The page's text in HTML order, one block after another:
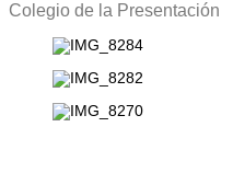
Colegio de la Presentación